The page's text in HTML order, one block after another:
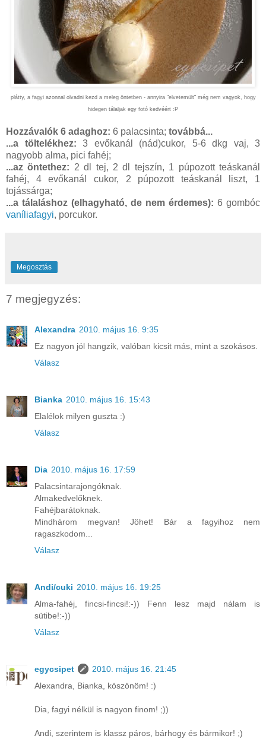
plátty, a fagyi azonnal olvadni kezd a meleg öntetben - annyira "elvetemült" még nem vagyok, hogy
hidegen tálaljak egy fotó kedvéért :P
Hozzávalók 6 adaghoz: 6 palacsinta; továbbá...
...a töltelékhez: 3 evőkanál (nád)cukor, 5-6 dkg vaj, 3
nagyobb alma, pici fahéj;
...az öntethez: 2 dl tej, 2 dl tejszín, 1 púpozott teáskanál
fahéj, 4 evőkanál cukor, 2 púpozott teáskanál liszt, 1
tojássárga;
...a tálaláshoz (elhagyható, de nem érdemes): 6 gombóc
vaníliafagyi, porcukor.
Megosztás
7 megjegyzés:
Alexandra 2010. május 16. 9:35
Ez nagyon jól hangzik, valóban kicsit más, mint a szokásos.
Válasz
Bianka 2010. május 16. 15:43
Elalélok milyen guszta :)
Válasz
Dia 2010. május 16. 17:59
Palacsintarajongóknak.
Almakedvelőknek.
Fahéjbarátoknak.
Mindhárom megvan! Jöhet! Bár a fagyihoz nem
ragaszkodom...
Válasz
Andi/cuki 2010. május 16. 19:25
Alma-fahéj, fincsi-fincsi!:-)) Fenn lesz majd nálam is
sütibe!:-))
Válasz
egycsipet
2010. május 16. 21:45
Alexandra, Bianka, köszönöm! :)
Dia, fagyi nélkül is nagyon finom! ;))
Andi, szerintem is klassz páros, bárhogy és bármikor! ;)